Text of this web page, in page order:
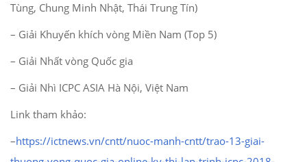
Tùng, Chung Minh Nhật, Thái Trung Tín)
– Giải Khuyến khích vòng Miền Nam (Top 5)
– Giải Nhất vòng Quốc gia
– Giải Nhì ICPC ASIA Hà Nội, Việt Nam
Link tham khảo:
–https://ictnews.vn/cntt/nuoc-manh-cntt/trao-13-giai-